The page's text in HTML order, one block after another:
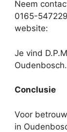
Neem
0165-
website:
Je vind
Oudenbosch.
Conclusie
Voor
in